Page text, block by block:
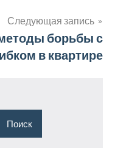
Следующая запись
борьбы с
в квартире
Поиск